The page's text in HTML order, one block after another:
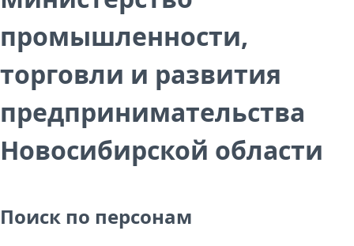
промышленности,
торговли и развития
предпринимательства
Новосибирской области
Поиск по персонам